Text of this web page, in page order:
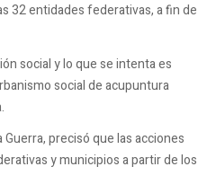
32 entidades federativas, a fin de
social y lo que se intenta es
social de acupuntura
precisó que las acciones
y municipios a partir de los